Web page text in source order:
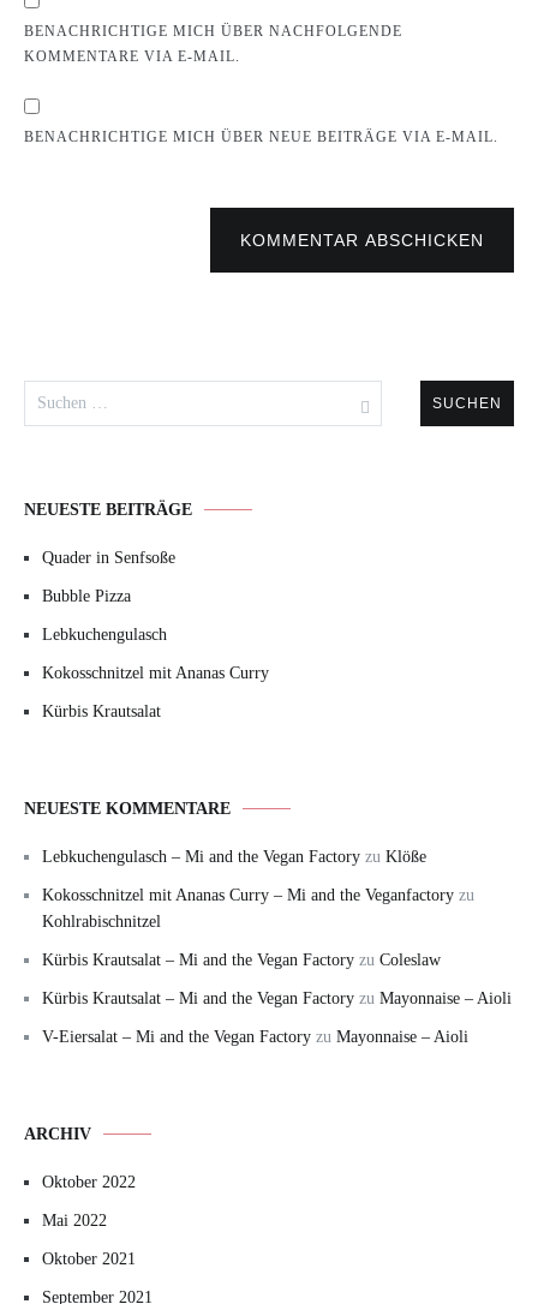
BENACHRICHTIGE MICH ÜBER NACHFOLGENDE
KOMMENTARE VIA E-MAIL.
BENACHRICHTIGE MICH ÜBER NEUE BEITRÄGE VIA E-MAIL.
KOMMENTAR ABSCHICKEN
nach:
NEUESTE BEITRÄGE
Quader in Senfsoße
Bubble Pizza
Lebkuchengulasch
Kokosschnitzel mit Ananas Curry
Kürbis Krautsalat
NEUESTE KOMMENTARE
Lebkuchengulasch – Mi and the Vegan Factory zu Klöße
Kokosschnitzel mit Ananas Curry – Mi and the Veganfactory zu
Kohlrabischnitzel
Kürbis Krautsalat – Mi and the Vegan Factory zu Coleslaw
Kürbis Krautsalat – Mi and the Vegan Factory zu Mayonnaise – Aioli
V-Eiersalat – Mi and the Vegan Factory zu Mayonnaise – Aioli
ARCHIV
Oktober 2022
Mai 2022
Oktober 2021
September 2021